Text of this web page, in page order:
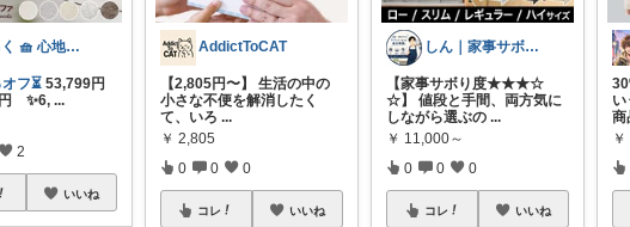
みるく 🧺 心地よい、上質な暮らしを
フ⏳ 53,799円
✨6, ...
2
いいね
AddictToCAT
【2,805円〜】 生活の中の
小さな不便を解消したく
て、いろ ...
￥ 2,805
0 0 0
コレ いいね
しん｜家事サボり研究家🛒
【家事サボり度★★★☆
☆】 値段と手間、両方気に
しながら選ぶの ...
￥ 11,000～
0 0 0
コレ いいね
商
￥